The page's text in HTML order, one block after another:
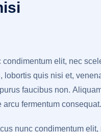
elit, nec
quis nisi et,
faucibus non.
fermentum consequat.
nunc condimentum